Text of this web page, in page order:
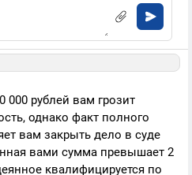
000 рублей вам грозит
однако факт полного
вам закрыть дело в суде
вами сумма превышает 2
квалифицируется по